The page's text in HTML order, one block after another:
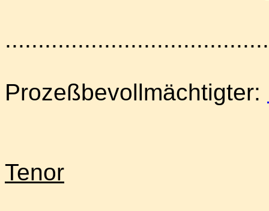
........................................
Prozeßbevollmächtigter:
Tenor